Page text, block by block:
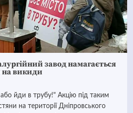
завод намагається
викиди
йди в трубу!" Акцію під таким
на території Дніпровського